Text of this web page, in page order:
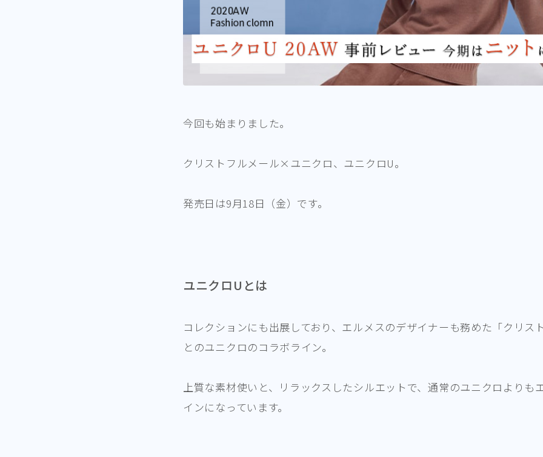
今回も始まりました。
クリストフルメール×ユニクロ、ユニクロU。
発売日は9月18日（金）です。
ユニクロUとは
コレクションにも出展しており、エルメスのデザイナーも務めた「クリス
とのユニクロのコラボライン。
上質な素材使いと、リラックスしたシルエットで、通常のユニクロよりも
インになっています。